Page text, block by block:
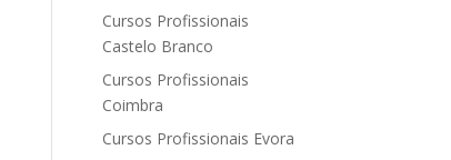
Cursos Profissionais
Castelo Branco
Cursos Profissionais
Coimbra
Cursos Profissionais Evora